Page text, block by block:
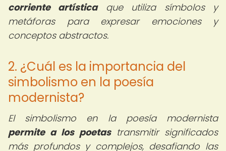
corriente artísticaque utiliza símbolos y
metáforas para expresar emociones y
conceptos abstractos.
2. ¿Cuál es la importancia del
simbolismo en la poesía
modernista?
El simbolismo en la poesía modernista
permite a los poetastransmitir significados
más profundos y complejos, desafiando las